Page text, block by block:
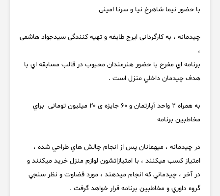
با حضور نیما شاهرخ نیا و سرنا امینی
چیدمانه ، به کارگردانی ایرج طایفه و تهیه کنندگی سیدجواد هاشمی
،
برنامه اي مفرح با حضور هنرمندان محبوب در قالب مسابقه اي با
هدف چيدمان داخلي منزل است .
به همراه ۲ واحد آپارتمان و ۶۰ جایزه ی ۲۰ میلیون تومانی براي
مخاطبين برنامه
در چيدمانه ، ميهمانان پس از انجام چالش هاي طراحي شده ،
امتياز كسب ميكنند ، با امتيازاتشون لوازم منزل خريد ميكنند و
در آخر ، چيدماني كه انجام ميدهند ، مورد قضاوت و نظر سنجي
گروه داوري و مخاطبين برنامه قرار خواهد گرفت .